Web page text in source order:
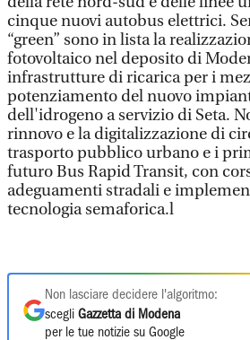
cinque nuovi autobus elettrici.
“green” sono in lista la
fotovoltaico nel deposito di
infrastrutture di ricarica per i
potenziamento del nuovo
dell'idrogeno a servizio di Seta.
rinnovo e la digitalizzazione di
trasporto pubblico urbano e i
futuro Bus Rapid Transit, con
adeguamenti stradali e
tecnologia semaforica.l
Non lasciare decidere l'algoritmo:
scegli Gazzetta di Modena
per le tue notizie su Google